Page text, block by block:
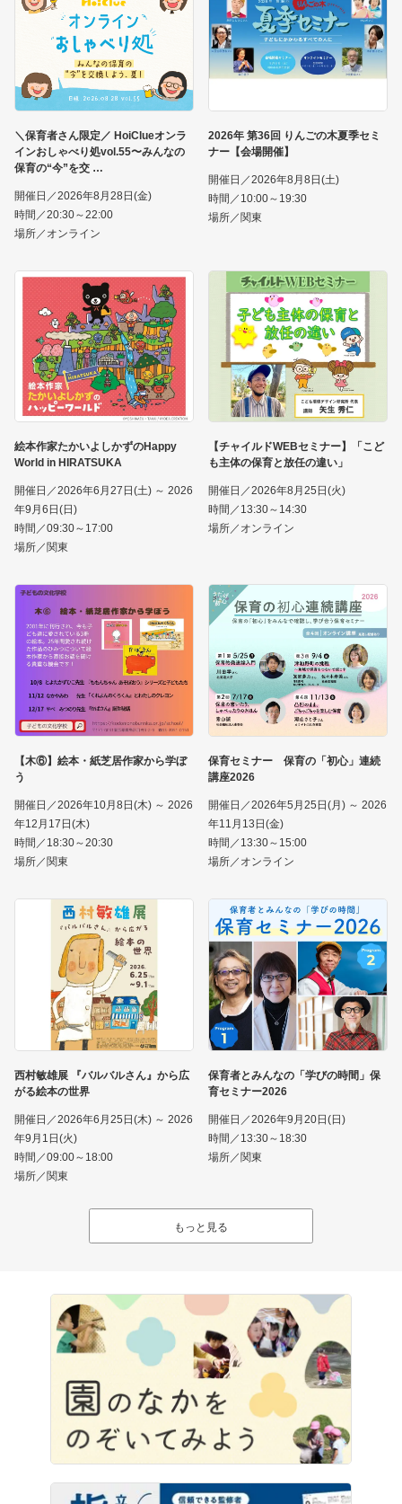
＼保育者さん限定／ HoiClueオンラ
インおしゃべり処vol.55〜みんなの
保育の“今”を交
開催日／2026年8月28日(金)
時間／20:30～22:00
場所／オンライン
2026年 第36回 りんごの木夏季セミ
ナー【会場開催】
開催日／2026年8月8日(土)
時間／10:00～19:30
場所／関東
絵本作家たかいよしかずのHappy
World in HIRATSUKA
開催日／2026年6月27日(土) ～ 2026
年9月6日(日)
時間／09:30～17:00
場所／関東
【チャイルドWEBセミナー】「こど
も主体の保育と放任の違い」
開催日／2026年8月25日(火)
時間／13:30～14:30
場所／オンライン
【木⑥】絵本・紙芝居作家から学ぼ
う
開催日／2026年10月8日(木) ～ 2026
年12月17日(木)
時間／18:30～20:30
場所／関東
保育セミナー 保育の「初心」連続
講座2026
開催日／2026年5月25日(月) ～ 2026
年11月13日(金)
時間／13:30～15:00
場所／オンライン
西村敏雄展 『バルバルさん』から広
がる絵本の世界
開催日／2026年6月25日(木) ～ 2026
年9月1日(火)
時間／09:00～18:00
場所／関東
保育者とみんなの「学びの時間」保
育セミナー2026
開催日／2026年9月20日(日)
時間／13:30～18:30
場所／関東
もっと見る